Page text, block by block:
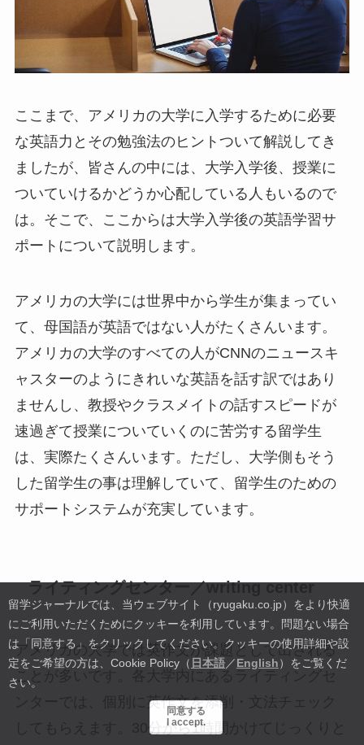
留学ジャーナルでは、当ウェブサイト（ryugaku.co.jp）をより快適
にご利用いただくためにクッキーを利用しています。
問題ない場合
は「同意する」をクリックしてください。クッキーの使用詳細や設
定をご希望の方は、Cookie Policy（ 日本語／English）をご覧くだ
さい。
同意する
I accept.
ここまで、アメリカの大学に入学するために必要
な英語力とその勉強法のヒントついて解説してき
ましたが、皆さんの中には、大学入学後、授業に
ついていけるかどうか心配している人もいるので
は。そこで、ここからは大学入学後の英語学習サ
ポートについて説明します。
アメリカの大学には世界中から学生が集まってい
て、母国語が英語ではない人がたくさんいます。
アメリカの大学のすべての人がCNNのニュースキ
ャスターのようにきれいな英語を話す訳ではあり
ませんし、教授やクラスメイトの話すスピードが
速過ぎて授業についていくのに苦労する留学生
は、実際たくさんいます。ただし、大学側もそう
した留学生の事は理解していて、留学生のための
サポートシステムが充実しています。
ライティングセンター／writing center
アメリカの大学では英作文が課題として出される
ことが多いです。各大学内にあるライティングセ
ンターでは、個別に英作文を添削・文法チェック
してもらえます。30分から1時間かけてじっくりと